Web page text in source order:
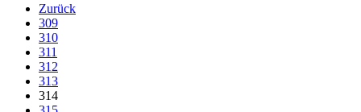
Zurück
309
310
311
312
313
314